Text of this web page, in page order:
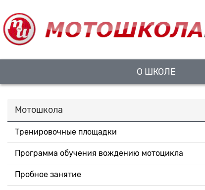
О ШКОЛЕ
Мотошкола
Тренировочные площадки
Программа обучения вождению мотоцикла
Пробное занятие